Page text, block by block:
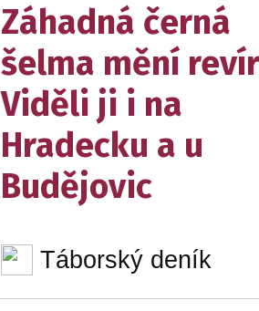
Záhadná černá
šelma mění
Viděli ji i na
Hradecku a u
Budějovic
Táborský deník